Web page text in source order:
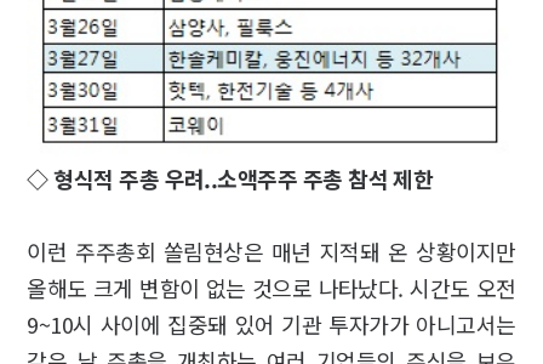
◇ 형식적 주총 우려..소액주주 주총 참석 제한
이런 주주총회 쏠림현상은 매년 지적돼 온 상황이지만
올해도 크게 변함이 없는 것으로 나타났다. 시간도 오전
9~10시 사이에 집중돼 있어 기관 투자가가 아니고서는